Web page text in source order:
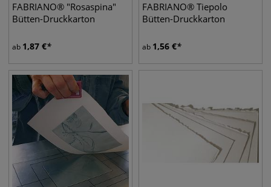
FABRIANO® "Rosaspina"
Bütten-Druckkarton
ab 1,87 €
FABRIANO® Tiepolo
Bütten-Druckkarton
ab 1,56 €